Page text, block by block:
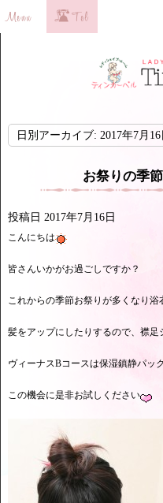
日別アーカイブ: 2017年7月16
お祭りの季
投稿日 2017年7月16日
こんにちは
皆さんいかがお過ごしですか？
これからの季節お祭りが多くなり
髪をアップにしたりするので、襟
ヴィーナスBコースは保湿鎮静パッ
この機会に是非お試しください